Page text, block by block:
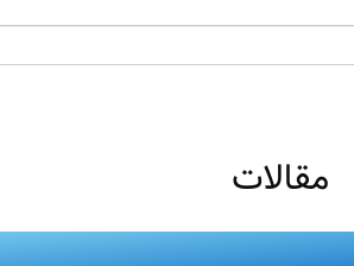
مقالات